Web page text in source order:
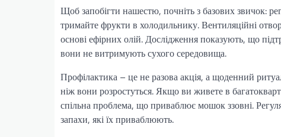
Щоб запобігти нашестю, почніть з базових звичок:
тримайте фрукти в холодильнику. Вентиляційні
основі ефірних олій. Дослідження показують, що
вони не витримують сухого середовища.
Профілактика – це не разова акція, а щоденний
ніж вони розростуться. Якщо ви живете в
спільна проблема, що приваблює мошок ззовні.
запахи, які їх приваблюють.